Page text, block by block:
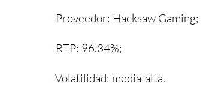
-Proveedor: Hacksaw Gaming;
-RTP: 96.34%;
-Volatilidad: media-alta.